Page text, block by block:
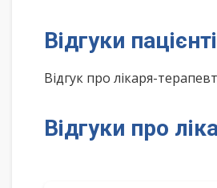
Відгуки
Відгук про лікаря-
Відгуки про